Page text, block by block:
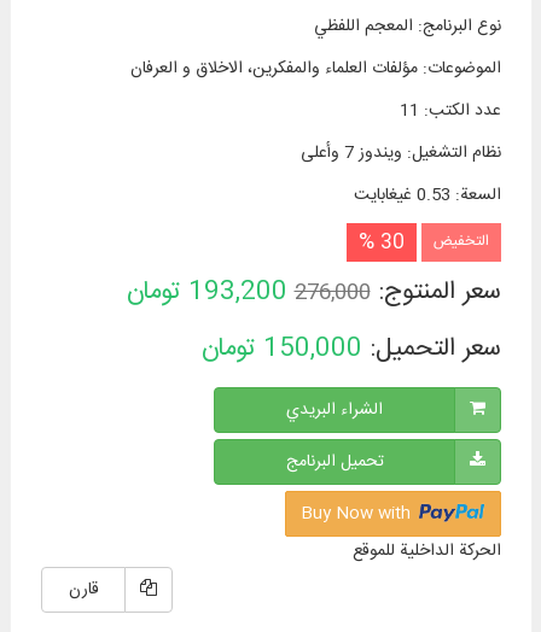
نوع البرنامج: المعجم اللفظي
الموضوعات:مؤلفات العلماء والمفكرين، الاخلاق و العرفان
عدد الكتب:
11
نظام التشغیل: ويندوز 7 وأعلی
السعة: 0.53 غيغابايت
التخفيض 30 %
سعر المنتوج:276,000
193,200 تومان
سعر التحميل: 150,000 تومان
الشراء البريدي
تحميل البرنامج
الحركة الداخلية للموقع
قارن